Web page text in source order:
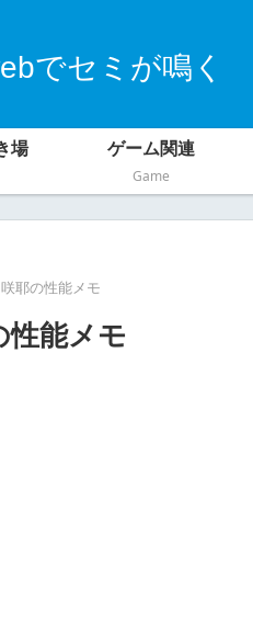
でセミが鳴く
場
ゲーム関連
Game
耶の性能メモ
性能メモ